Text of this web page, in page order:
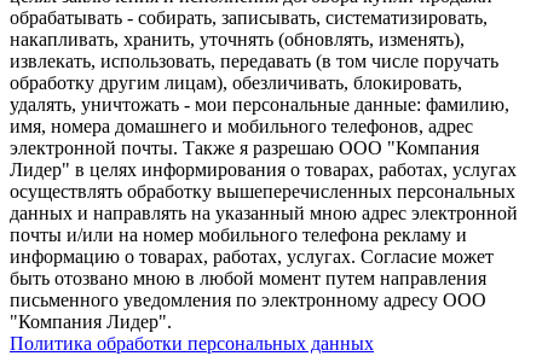
обрабатывать - собирать, записывать, систематизировать,
накапливать, хранить, уточнять (обновлять, изменять),
извлекать, использовать, передавать (в том числе поручать
обработку другим лицам), обезличивать, блокировать,
удалять, уничтожать - мои персональные данные: фамилию,
имя, номера домашнего и мобильного телефонов, адрес
электронной почты. Также я разрешаю ООО "Компания
Лидер" в целях информирования о товарах, работах, услугах
осуществлять обработку вышеперечисленных персональных
данных и направлять на указанный мною адрес электронной
почты и/или на номер мобильного телефона рекламу и
информацию о товарах, работах, услугах. Согласие может
быть отозвано мною в любой момент путем направления
письменного уведомления по электронному адресу ООО
"Компания Лидер".
Политика обработки персональных данных